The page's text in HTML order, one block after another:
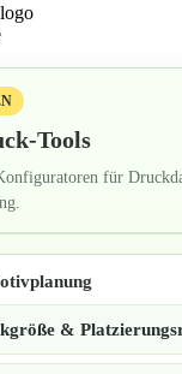
Tools
für
&